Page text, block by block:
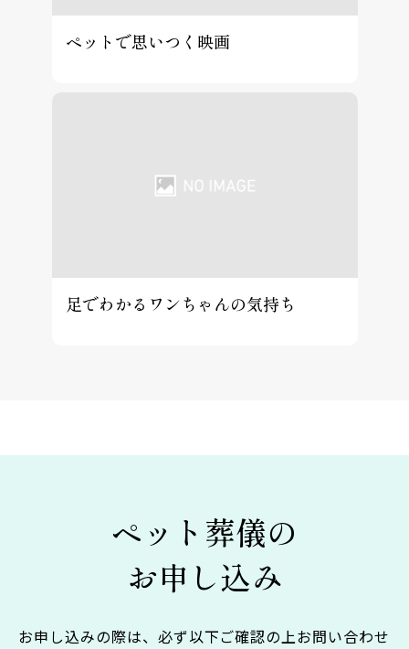
ペットで思いつく映画
足でわかるワンちゃんの気持ち
ペット葬儀の
お申し込み
お申し込みの際は、必ず以下ご確認の上お問い合わせ